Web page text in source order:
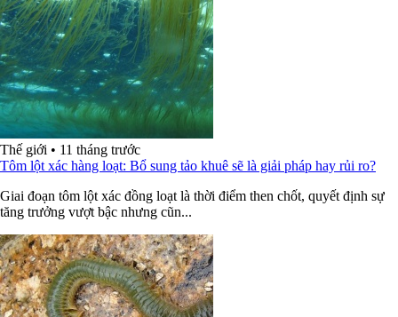
Thế giới • 11 tháng trước
Tôm lột xác hàng loạt: Bổ sung tảo khuê sẽ là giải pháp hay rủi ro?
Giai đoạn tôm lột xác đồng loạt là thời điểm then chốt, quyết định sự
tăng trưởng vượt bậc nhưng cũn...